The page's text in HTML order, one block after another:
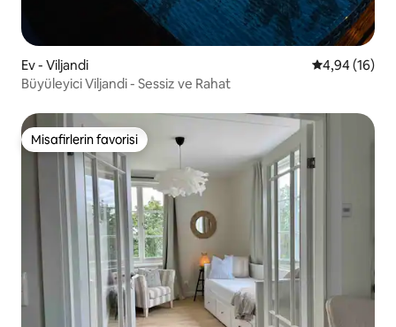
Ev - Viljandi 5 üzerinden
4,94 (16)
Büyüleyici Viljandi - Sessiz ve Rahat
Misafirlerin favorisi
Misafirlerin favorisi